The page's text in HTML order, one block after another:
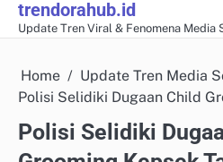
Skiptrendorahub.id
Update Tren Viral & Fenomena Media
Home
Update Tren Media
Polisi Selidiki Dugaan Child
Polisi Selidiki